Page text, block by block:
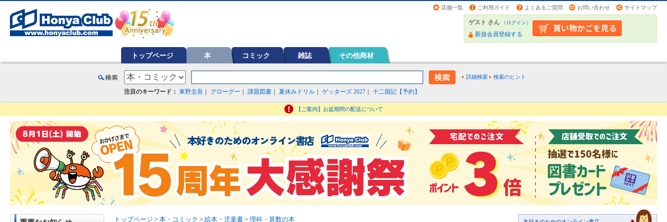
店舗一覧 ご利用ガイド よくあるご質問 お問い合わせ サイトマップ
ゲスト さん （ログイン）
新規会員登録する
トップページ 本 コミック 雑誌 その他商材
詳細検索 検索のヒント
注目のキーワード： 東野圭吾 グローグー 課題図書 夏休みドリル ゲッターズ 2027 十二国記【予約】
【ご案内】お盆期間の配送について
トップページ > 本・コミック > 絵本・児童書 > 理科・算数の本